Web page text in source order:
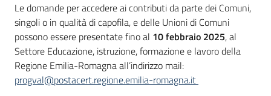
Le domande per accedere ai contributi da parte dei Comuni,
singoli o in qualità di capofila, e delle Unioni di Comuni
possono essere presentate fino al 10 febbraio 2025, al
Settore Educazione, istruzione, formazione e lavoro della
Regione Emilia-Romagna all’indirizzo mail:
progval@postacert.regione.emilia-romagna.it